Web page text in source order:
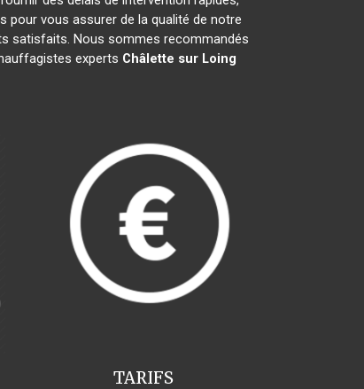
vous assurer de la qualité de notre
satisfaits. Nous sommes recommandés
experts Châlette sur Loing
TARIFS